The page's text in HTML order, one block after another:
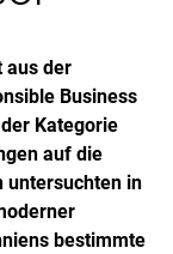
aus der
Business
Kategorie
auf die
untersuchten in
bestimmte